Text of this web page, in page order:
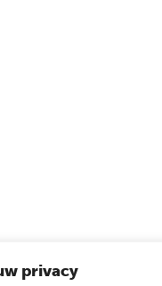
privacy